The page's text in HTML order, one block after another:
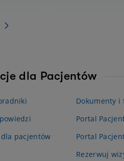
reading page
dla Pacjentów
pacjentów
Dokumenty i
Portal
Portal
Rezerwuj